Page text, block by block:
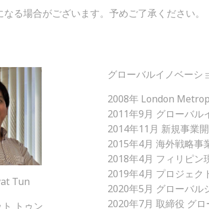
る場合がございます。予めご了承ください。
Tun
トゥン
グローバルイノベー
2008年 London
2011年9月 グローバル
2014年11月 新規事業
2015年4月 海外戦略事
2018年4月 フィリピ
2019年4月 プロジェク
2020年5月 グローバル
2020年7月 取締役 グ